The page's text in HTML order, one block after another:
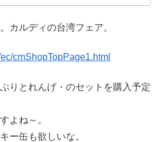
カルディの台湾フェア。
cmShopTopPage1.html
りとれんげ・のセットを購入予定
よね～。
ー缶も欲しいな。